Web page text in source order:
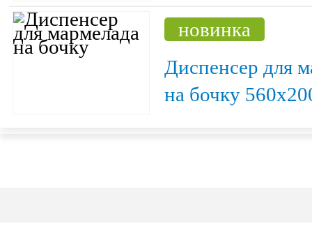
новинка
Диспенсер для
на бочку